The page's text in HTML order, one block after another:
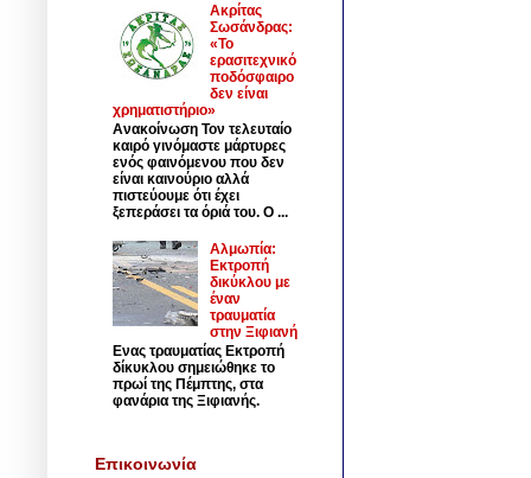
Ακρίτας
Σωσάνδρας:
«Το
ερασιτεχνικό
ποδόσφαιρο
δεν είναι
χρηματιστήριο»
Ανακοίνωση Τον τελευταίο
καιρό γινόμαστε μάρτυρες
ενός φαινόμενου που δεν
είναι καινούριο αλλά
πιστεύουμε ότι έχει
ξεπεράσει τα όριά του. Ο ...
Αλμωπία:
Εκτροπή
δικύκλου με
έναν
τραυματία
στην Ξιφιανή
Ενας τραυματίας Εκτροπή
δίκυκλου σημειώθηκε το
πρωί της Πέμπτης, στα
φανάρια της Ξιφιανής.
Επικοινωνία